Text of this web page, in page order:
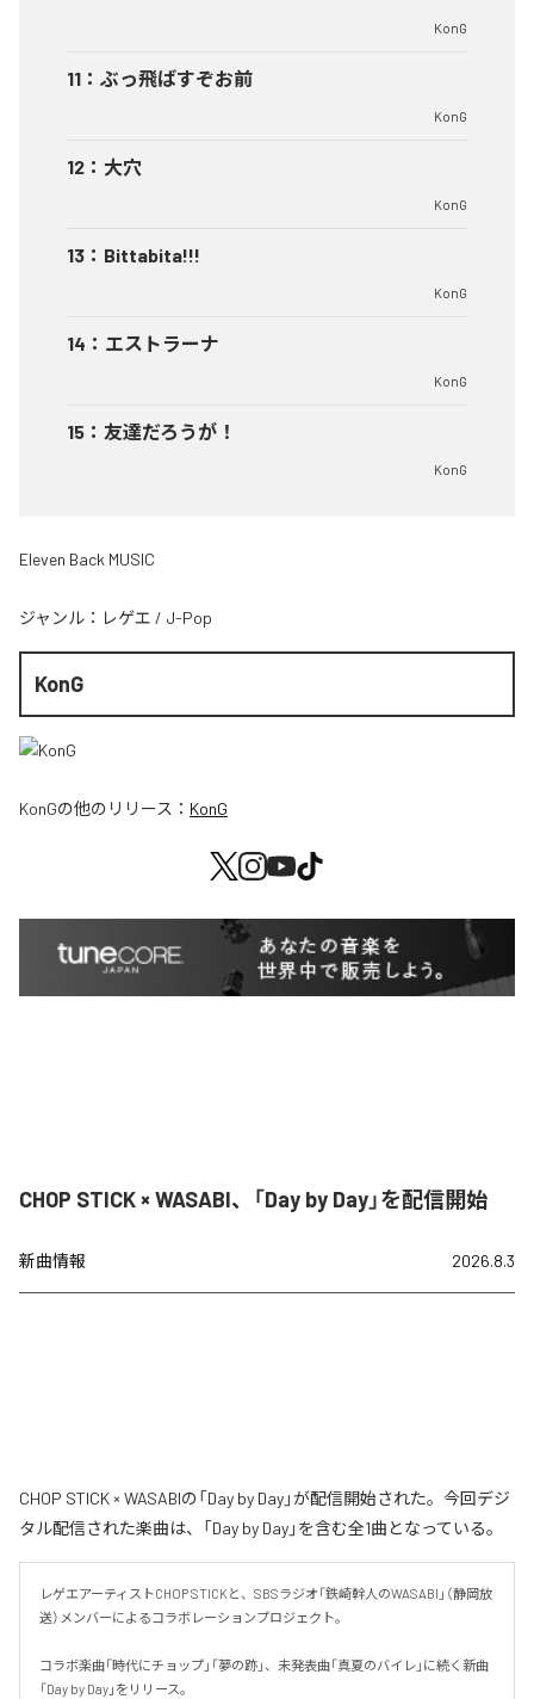
KonG
11 ： ぶっ飛ばすぞお前
KonG
12 ： 大穴
KonG
13 ： Bittabita!!!
KonG
14 ： エストラーナ
KonG
15 ： 友達だろうが！
KonG
Eleven Back MUSIC
ジャンル： レゲエ / J-Pop
KonG
KonGの他のリリース： KonG
CHOP STICK × WASABI、「Day by Day」を配信開始
新曲情報 2026.8.3
CHOP STICK × WASABIの「Day by Day」が配信開始された。今回デジ
タル配信された楽曲は、「Day by Day」を含む全1曲となっている。
レゲエアーティストCHOP STICKと、SBSラジオ「鉄崎幹人のWASABI」（静岡放
送）メンバーによるコラボレーションプロジェクト。
コラボ楽曲「時代にチョップ」「夢の跡」、未発表曲「真夏のバイレ」に続く新曲
「Day by Day」をリリース。